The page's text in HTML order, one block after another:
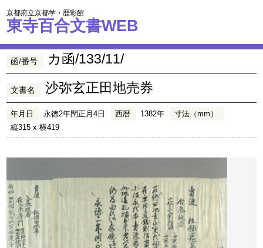
京都府立京都学・歴彩館
東寺百合文書WEB
函/番号 カ函/133/11/
文書名 沙弥玄正田地売券
年月日 永徳2年閏正月4日 西暦 1382年
寸法（mm）
縦315 x 横419